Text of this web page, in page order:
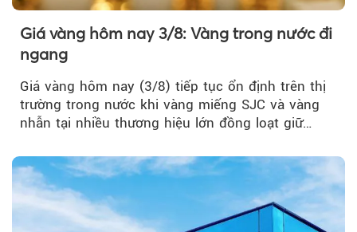
Giá vàng hôm nay 3/8: Vàng trong nước đi
ngang
Giá vàng hôm nay (3/8) tiếp tục ổn định trên thị
trường trong nước khi vàng miếng SJC và vàng
nhẫn tại nhiều thương hiệu lớn đồng loạt giữ